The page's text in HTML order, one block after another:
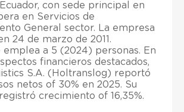
con sede principal en
en Servicios de
General sector. La empresa
24 de marzo de 2011.
a 5 (2024) personas. En
financieros destacados,
S.A. (Holtranslog) reportó
netos of 30% en 2025. Su
crecimiento of 16,35%.